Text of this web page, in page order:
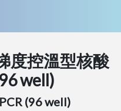
度控溫型核酸
well)
(96 well)